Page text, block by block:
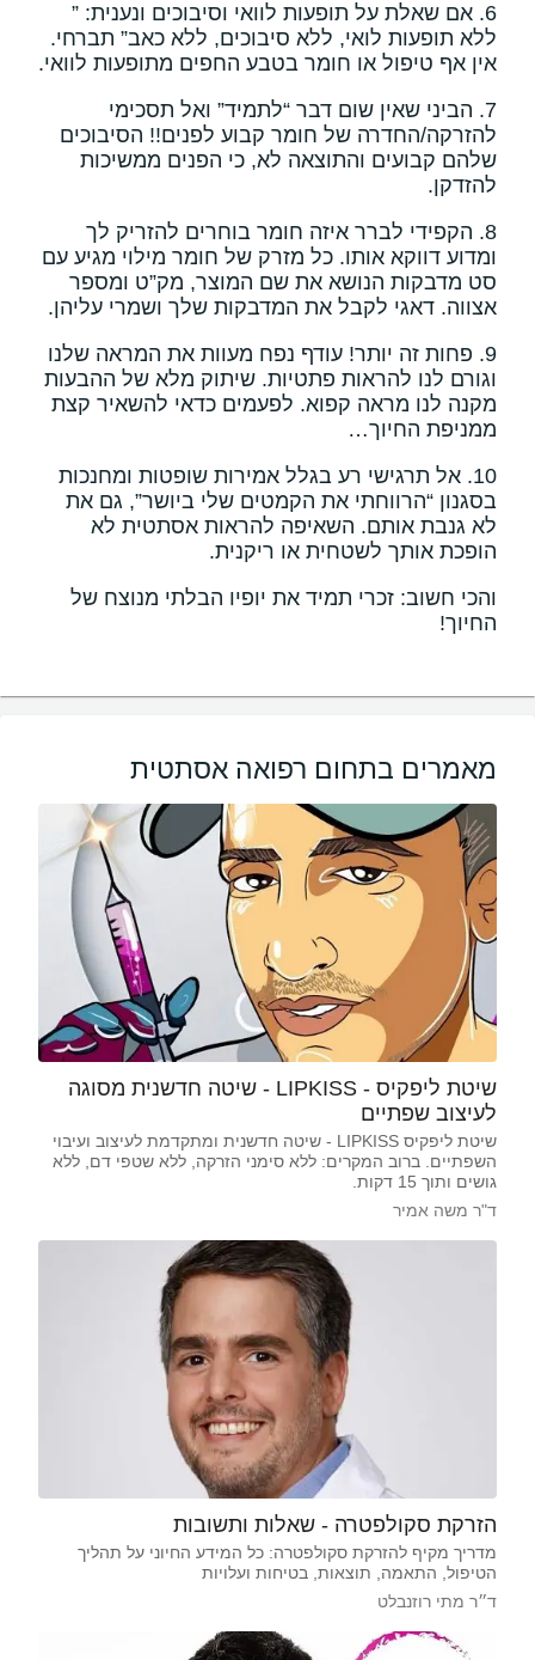
6. אם שאלת על תופעות לוואי וסיבוכים ונענית: ”
ללא תופעות לואי, ללא סיבוכים, ללא כאב” תברחי.
אין אף טיפול או חומר בטבע החפים מתופעות לוואי.
7. הביני שאין שום דבר “לתמיד” ואל תסכימי
להזרקה/החדרה של חומר קבוע לפנים!! הסיבוכים
שלהם קבועים והתוצאה לא, כי הפנים ממשיכות
להזדקן.
8. הקפידי לברר איזה חומר בוחרים להזריק לך
ומדוע דווקא אותו. כל מזרק של חומר מילוי מגיע עם
סט מדבקות הנושא את שם המוצר, מק”ט ומספר
אצווה. דאגי לקבל את המדבקות שלך ושמרי עליהן.
9. פחות זה יותר! עודף נפח מעוות את המראה שלנו
וגורם לנו להראות פתטיות. שיתוק מלא של ההבעות
מקנה לנו מראה קפוא. לפעמים כדאי להשאיר קצת
ממניפת החיוך…
10. אל תרגישי רע בגלל אמירות שופטות ומחנכות
בסגנון “הרווחתי את הקמטים שלי ביושר”, גם את
לא גנבת אותם. השאיפה להראות אסתטית לא
הופכת אותך לשטחית או ריקנית.
והכי חשוב: זכרי תמיד את יופיו הבלתי מנוצח של
החיוך!
מאמרים בתחום רפואה אסתטית
שיטת ליפקיס - LIPKISS - שיטה חדשנית מסוגה
לעיצוב שפתיים
שיטת ליפקיס LIPKISS - שיטה חדשנית ומתקדמת לעיצוב ועיבוי
השפתיים. ברוב המקרים: ללא סימני הזרקה, ללא שטפי דם, ללא
גושים ותוך 15 דקות.
ד"ר משה אמיר
הזרקת סקולפטרה - שאלות ותשובות
מדריך מקיף להזרקת סקולפטרה: כל המידע החיוני על תהליך
הטיפול, התאמה, תוצאות, בטיחות ועלויות
ד״ר מתי רוזנבלט